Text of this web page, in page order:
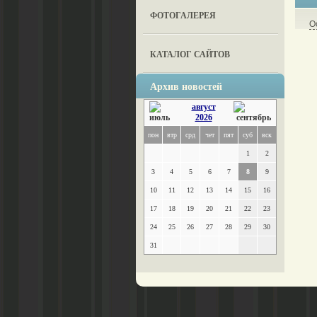
ФОТОГАЛЕРЕЯ
КАТАЛОГ САЙТОВ
Архив новостей
август
2026
пон втр срд чет пят суб вск
1 2
3 4 5 6 7 8 9
10 11 12 13 14 15 16
17 18 19 20 21 22 23
24 25 26 27 28 29 30
31